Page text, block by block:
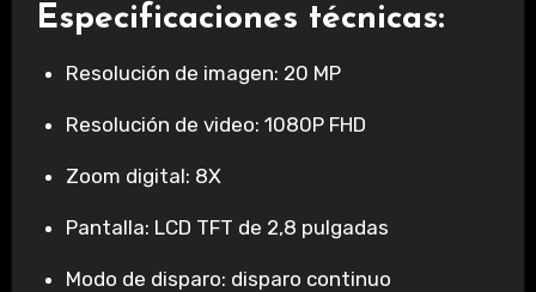
Especificaciones técnicas:
Resolución de imagen: 20 MP
Resolución de video: 1080P FHD
Zoom digital: 8X
Pantalla: LCD TFT de 2,8 pulgadas
Modo de disparo: disparo continuo